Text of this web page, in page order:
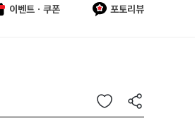
이벤트ㆍ쿠폰 포토리뷰